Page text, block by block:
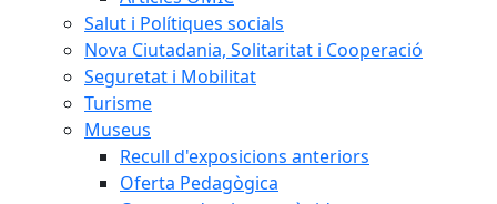
Salut i Polítiques socials
Nova Ciutadania, Solitaritat i Cooperació
Seguretat i Mobilitat
Turisme
Museus
Recull d'exposicions anteriors
Oferta Pedagògica